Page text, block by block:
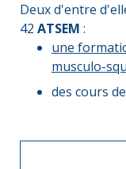
Deux d'entre
42 ATSEM :
une
musculo-
des cours de